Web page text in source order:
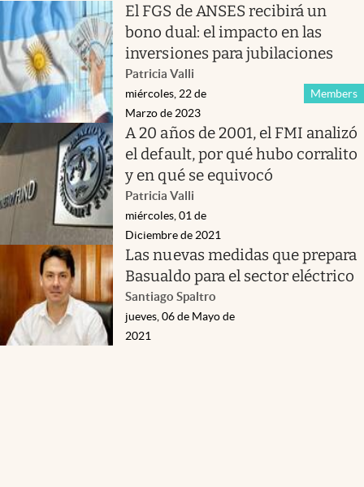
El FGS de ANSES recibirá un
bono dual: el impacto en las
inversiones para jubilaciones
Patricia Valli
Members
miércoles, 22 de
Marzo de 2023
A 20 años de 2001, el FMI analizó
el default, por qué hubo corralito
y en qué se equivocó
Patricia Valli
miércoles, 01 de
Diciembre de 2021
Las nuevas medidas que prepara
Basualdo para el sector eléctrico
Santiago Spaltro
jueves, 06 de Mayo de
2021